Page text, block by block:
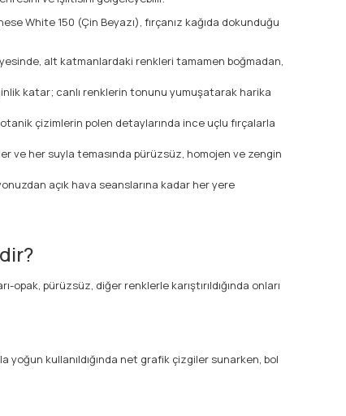
White 150 (Çin Beyazı), fırçanız kağıda dokunduğu
alt katmanlardaki renkleri tamamen boğmadan,
katar; canlı renklerin tonunu yumuşatarak harika
çizimlerin polen detaylarında ince uçlu fırçalarla
ve her suyla temasında pürüzsüz, homojen ve zengin
açık hava seanslarına kadar her yere
pürüzsüz, diğer renklerle karıştırıldığında onları
yoğun kullanıldığında net grafik çizgiler sunarken, bol